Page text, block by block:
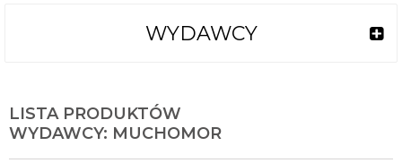
WYDAWCY
LISTA PRODUKTÓW
WYDAWCY: MUCHOMOR